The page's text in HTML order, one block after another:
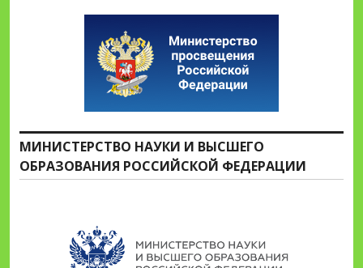
МИНИСТЕРСТВО НАУКИ И ВЫСШЕГО
ОБРАЗОВАНИЯ РОССИЙСКОЙ ФЕДЕРАЦИИ